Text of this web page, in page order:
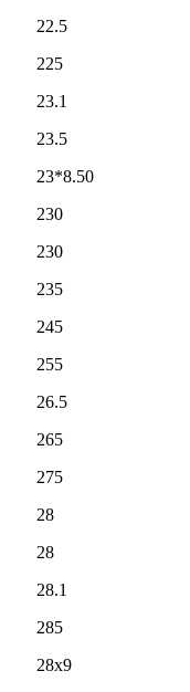
22.5
225
23.1
23.5
23*8.50
230
230
235
245
255
26.5
265
275
28
28
28.1
285
28x9